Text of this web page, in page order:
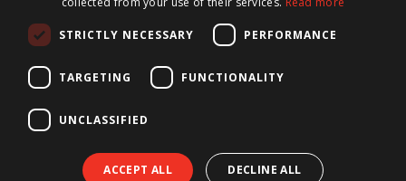
Schreiben Sie sich für unseren Newsletter ein und wir
informieren Sie über neue Produkte, wichtige
Neuigkeiten und tolle Angebote.
STRICTLY NECESSARY PERFORMANCE
TARGETING FUNCTIONALITY
UNCLASSIFIED
ACCEPT ALL DECLINE ALL